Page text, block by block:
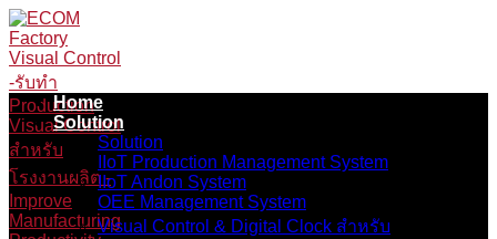
Skip
to
content
Home
Solution
Solution
IIoT Production Management System
IIoT Andon System
OEE Management System
Visual Control & Digital Clock สำหรับ